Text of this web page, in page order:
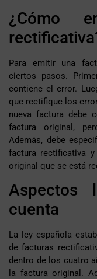
¿Cómo
Para emitir una
ciertos pasos.
contiene el error.
que rectifique los
nueva factura debe
factura original,
Además, debe
factura rectificativa
original que se está
Aspectos
cuenta
La ley española
de facturas
dentro de los cuatro
la factura original.